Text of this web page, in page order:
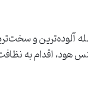
آلوده‌ترین و
هود، اقدام به